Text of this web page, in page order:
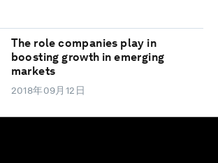
The role companies play in
boosting growth in emerging
markets
2018年09月12日